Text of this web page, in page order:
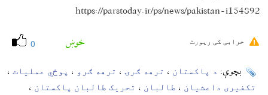
https://parstoday.ir/ps/news/pakistan-i154892
0 خوښ خرابی کی رپورٹ
بچوې: د پاکستان ، ترهه ګرۍ ، ترهه ګرو ، پوځي عملیات ،
تکفیری داعشیان ، طالبان ، تحریک طالبان پاکستان ،